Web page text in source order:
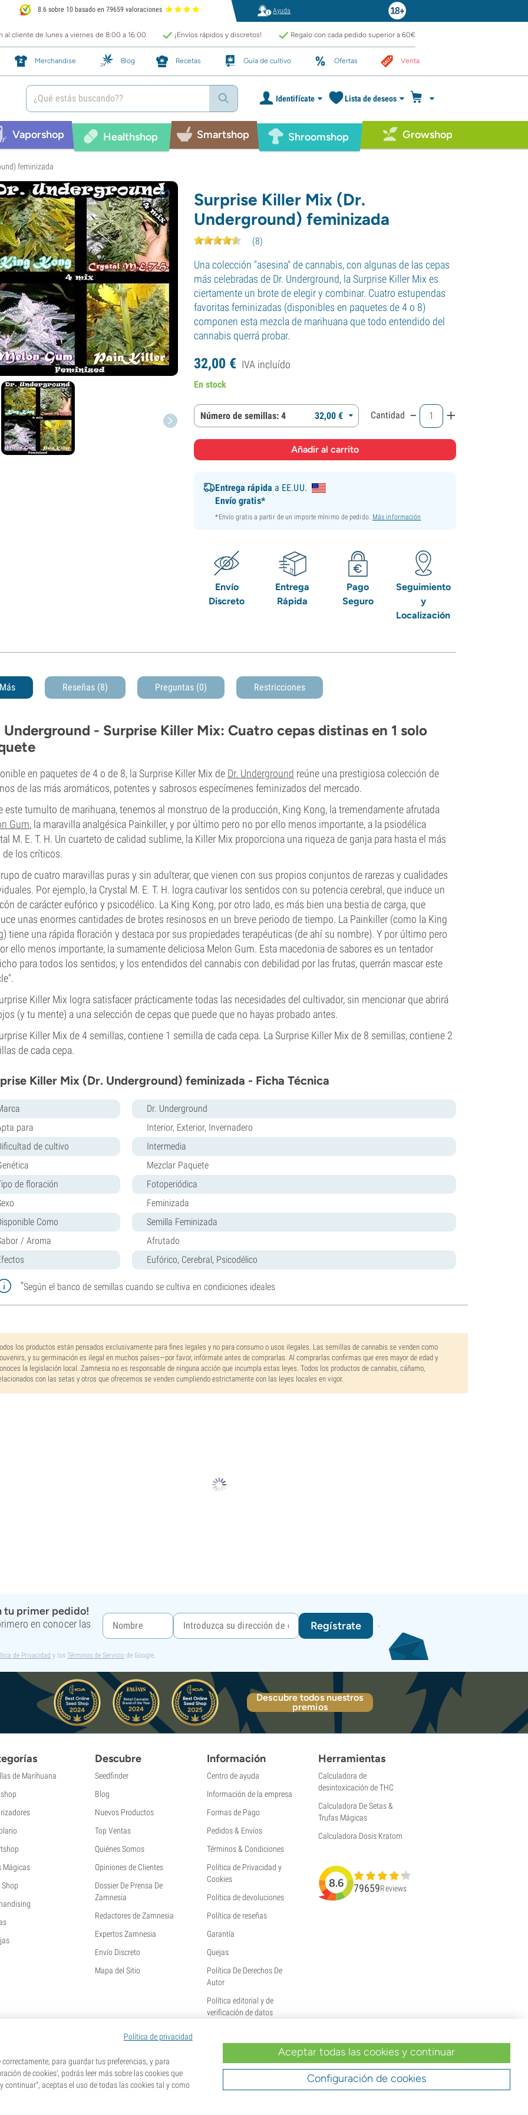
8.6 sobre 10 basado en 79659 valoraciones Ayuda
al cliente de lunes a viernes de 8:00 a 16:00 ¡Envíos rápidos y discretos! Regalo con cada pedido superior a 60€
Merchandise Blog Recetas Guía de cultivo Ofertas Venta
Identifícate Lista de deseos
Vaporshop Healthshop Smartshop Shroomshop Growshop
feminizada
Surprise Killer Mix (Dr.
Underground) feminizada
(8)
Una colección "asesina" de cannabis, con algunas de las cepas
más celebradas de Dr. Underground, la Surprise Killer Mix es
ciertamente un brote de elegir y combinar. Cuatro estupendas
favoritas feminizadas (disponibles en paquetes de 4 o 8)
componen esta mezcla de marihuana que todo entendido del
cannabis querrá probar.
32,00 € IVA incluído
En stock
Número de semillas: 4 32,00 € Cantidad - +
Entrega rápida a EE.UU.
Envío gratis*
*Envío gratis a partir de un importe mínimo de pedido. Más información
Envío
Discreto
Entrega
Rápida
Pago
Seguro
Seguimiento
y
Localización
Más Reseñas (8) Preguntas (0) Restricciones
Underground - Surprise Killer Mix: Cuatro cepas distinas en 1 solo
en paquetes de 4 o de 8, la Surprise Killer Mix de Dr. Underground reúne una prestigiosa colección de
de las más aromáticos, potentes y sabrosos especímenes feminizados del mercado.
este tumulto de marihuana, tenemos al monstruo de la producción, King Kong, la tremendamente afrutada
Gum, la maravilla analgésica Painkiller, y por último pero no por ello menos importante, a la psiodélica
M. E. T. H. Un cuarteto de calidad sublime, la Killer Mix proporciona una riqueza de ganja para hasta el más
de los críticos.
de cuatro maravillas puras y sin adulterar, que vienen con sus propios conjuntos de rarezas y cualidades
Por ejemplo, la Crystal M. E. T. H. logra cautivar los sentidos con su potencia cerebral, que induce un
de carácter eufórico y psicodélico. La King Kong, por otro lado, es más bien una bestia de carga, que
unas enormes cantidades de brotes resinosos en un breve periodo de tiempo. La Painkiller (como la King
tiene una rápida floración y destaca por sus propiedades terapéuticas (de ahí su nombre). Y por último pero
ello menos importante, la sumamente deliciosa Melon Gum. Esta macedonia de sabores es un tentador
para todos los sentidos, y los entendidos del cannabis con debilidad por las frutas, querrán mascar este
Killer Mix logra satisfacer prácticamente todas las necesidades del cultivador, sin mencionar que abrirá
(y tu mente) a una selección de cepas que puede que no hayas probado antes.
Killer Mix de 4 semillas, contiene 1 semilla de cada cepa. La Surprise Killer Mix de 8 semillas, contiene 2
de cada cepa.
Killer Mix (Dr. Underground) feminizada - Ficha Técnica
Dr. Underground
para
Interior, Exterior, Invernadero
de cultivo
Intermedia
Mezclar Paquete
de floración
Fotoperiódica
Feminizada
Como
Semilla Feminizada
/ Aroma
Afrutado
Eufórico, Cerebral, Psicodélico
*Según el banco de semillas cuando se cultiva en condiciones ideales
los productos están pensados exclusivamente para fines legales y no para consumo o usos ilegales. Las semillas de cannabis se venden como
y su germinación es ilegal en muchos países—por favor, infórmate antes de comprarlas. Al comprarlas confirmas que eres mayor de edad y
la legislación local. Zamnesia no es responsable de ninguna acción que incumpla estas leyes. Todos los productos de cannabis, cáñamo,
con las setas y otros que ofrecemos se venden cumpliendo estrictamente con las leyes locales en vigor.
tu primer pedido!
en conocer las
Regístrate
de Privacidad y los Términos de Servicio de Google.
Descubre todos nuestros
premios
de Marihuana
Mágicas
Shop
Descubre
Seedfinder
Blog
Nuevos Productos
Top Ventas
Quiénes Somos
Opiniones de Clientes
Dossier De Prensa De
Zamnesia
Redactores de Zamnesia
Expertos Zamnesia
Envío Discreto
Mapa del Sitio
Información
Centro de ayuda
Información de la empresa
Formas de Pago
Pedidos & Envíos
Términos & Condiciones
Política de Privacidad y
Cookies
Política de devoluciones
Política de reseñas
Garantía
Quejas
Política De Derechos De
Autor
Política editorial y de
verificación de datos
Herramientas
Calculadora de
desintoxicación de THC
Calculadora De Setas &
Trufas Mágicas
Calculadora Dosis Kratom
8.6 79659Reviews
Política de privacidad
para guardar tus preferencias, y para
de cookies', podrás leer más sobre las cookies que
continuar", aceptas el uso de todas las cookies tal y como
Aceptar todas las cookies y continuar
Configuración de cookies
La germinación de semillas es ilegal en muchos países. Infórmate antes de efectuar tu compra. Al realizar tu pedido indicas que eres mayor de edad en